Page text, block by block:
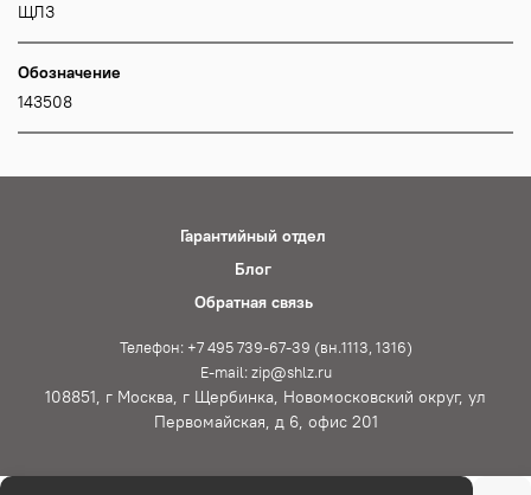
ЩЛЗ
Обозначение
143508
Гарантийный отдел
Блог
Обратная связь
Телефон: +7 495 739-67-39 (вн.1113, 1316)
E-mail: zip@shlz.ru
108851, г Москва, г Щербинка, Новомосковский округ, ул
Первомайская, д 6, офис 201